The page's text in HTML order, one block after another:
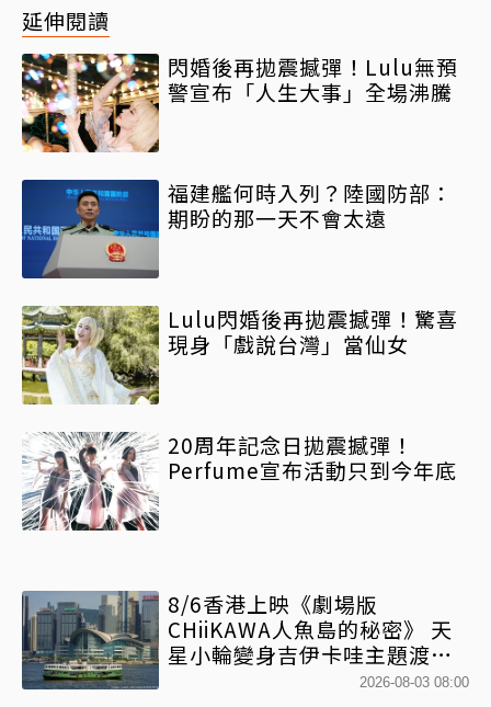
延伸閱讀
閃婚後再拋震撼彈！Lulu無預
警宣布「人生大事」全場沸騰
福建艦何時入列？陸國防部：
期盼的那一天不會太遠
Lulu閃婚後再拋震撼彈！驚喜
現身「戲說台灣」當仙女
20周年記念日拋震撼彈！
Perfume宣布活動只到今年底
8/6香港上映《劇場版
CHiiKAWA人魚島的秘密》 天
星小輪變身吉伊卡哇主題渡輪
2026-08-03 08:00